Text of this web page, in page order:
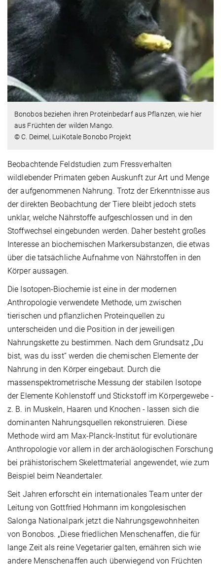
Bonobos beziehen ihren Proteinbedarf aus Pflanzen, wie hier
aus Früchten der wilden Mango.
© C. Deimel, LuiKotale Bonobo Projekt
Beobachtende Feldstudien zum Fressverhalten
wildlebender Primaten geben Auskunft zur Art und Menge
der aufgenommenen Nahrung. Trotz der Erkenntnisse aus
der direkten Beobachtung der Tiere bleibt jedoch stets
unklar, welche Nährstoffe aufgeschlossen und in den
Stoffwechsel eingebunden werden. Daher besteht großes
Interesse an biochemischen Markersubstanzen, die etwas
über die tatsächliche Aufnahme von Nährstoffen in den
Körper aussagen.
Die Isotopen-Biochemie ist eine in der modernen
Anthropologie verwendete Methode, um zwischen
tierischen und pflanzlichen Proteinquellen zu
unterscheiden und die Position in der jeweiligen
Nahrungskette zu bestimmen. Nach dem Grundsatz „Du
bist, was du isst“ werden die chemischen Elemente der
Nahrung in den Körper eingebaut. Durch die
massenspektrometrische Messung der stabilen Isotope
der Elemente Kohlenstoff und Stickstoff im Körpergewebe -
z. B. in Muskeln, Haaren und Knochen - lassen sich die
dominanten Nahrungsquellen rekonstruieren. Diese
Methode wird am Max-Planck-Institut für evolutionäre
Anthropologie vor allem in der archäologischen Forschung
bei prähistorischem Skelettmaterial angewendet, wie zum
Beispiel beim Neandertaler.
Seit Jahren erforscht ein internationales Team unter der
Leitung von Gottfried Hohmann im kongolesischen
Salonga Nationalpark jetzt die Nahrungsgewohnheiten
von Bonobos. „Diese friedlichen Menschenaffen, die für
lange Zeit als reine Vegetarier galten, ernähren sich wie
andere Menschenaffen auch überwiegend von Früchten